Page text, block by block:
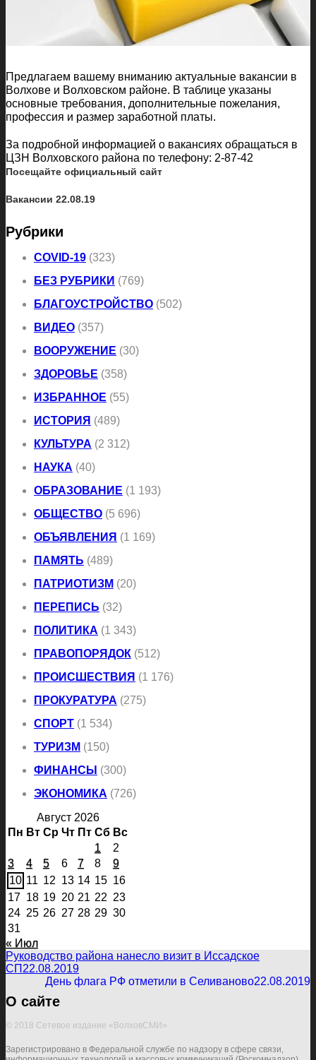
Предлагаем вашему вниманию актуальные вакансии в
Волхове и Волховском районе. В таблице указаны
основные требования, дополнительные пожелания,
профессия и размер заработной платы.
За подробной информацией о вакансиях обращаться в
ЦЗН Волховского района по телефону: 2-87-42
Посещайте официальный сайт
Вакансии 22.08.19
Рубрики
COVID-19 (323)
БЕЗ РУБРИКИ (769)
БЛАГОУСТРОЙСТВО (502)
ВИДЕО (357)
ВООРУЖЕНИЕ (30)
ЗДОРОВЬЕ (358)
ИЗБРАННОЕ (55)
ИСТОРИЯ (489)
КУЛЬТУРА (2 312)
НАУКА (40)
ОБРАЗОВАНИЕ (1 193)
ОБЩЕСТВО (5 696)
ОБЪЯВЛЕНИЯ (1 169)
ПАМЯТЬ (489)
ПАТРИОТИЗМ (20)
ПЕРЕПИСЬ (32)
ПОЛИТИКА (1 343)
ПРАВОПОРЯДОК (512)
ПРОИСШЕСТВИЯ (1 176)
ПРОКУРАТУРА (275)
СПОРТ (1 534)
ТУРИЗМ (150)
ФИНАНСЫ (300)
ЭКОНОМИКА (726)
Август 2026
Пн Вт Ср Чт Пт Сб Вс
1
2
3
4 5 6 7 8
9
10 11 12 13 14 15 16
17 18 19 20 21 22 23
24 25 26 27 28 29 30
31
« Июл
Руководство района нанесло визит в Иссадское
СП22.08.2019
День флага РФ отметили в Селиваново22.08.2019
О сайте
© 2018 Сетевое издание «ВолховСМИ»
Зарегистрировано в Федеральной службе по надзору в сфере связи,